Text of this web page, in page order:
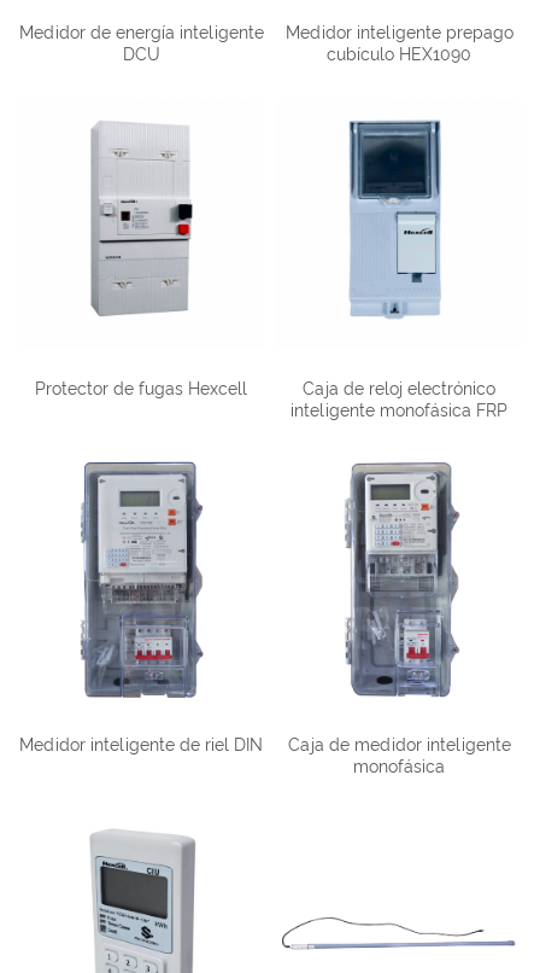
Medidor de energía inteligente
DCU
Medidor inteligente prepago
cubículo HEX1090
Protector de fugas Hexcell
Caja de reloj electrónico
inteligente monofásica FRP
Medidor inteligente de riel DIN
Caja de medidor inteligente
monofásica